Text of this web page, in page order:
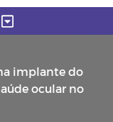
implante do
ocular no